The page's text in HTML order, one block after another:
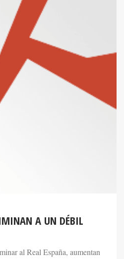
A UN DÉBIL
al Real España, aumentan